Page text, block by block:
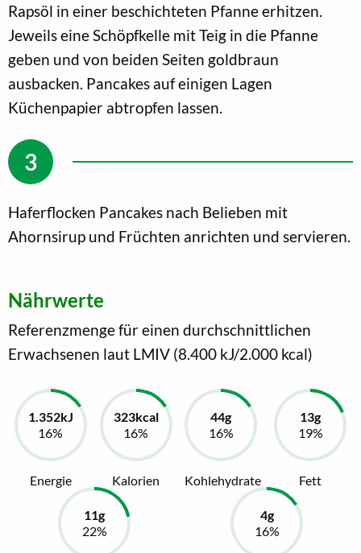
Rapsöl in einer beschichteten Pfanne erhitzen.
Jeweils eine Schöpfkelle mit Teig in die Pfanne
geben und von beiden Seiten goldbraun
ausbacken. Pancakes auf einigen Lagen
Küchenpapier abtropfen lassen.
Haferflocken Pancakes nach Belieben mit
Ahornsirup und Früchten anrichten und servieren.
Nährwerte
Referenzmenge für einen durchschnittlichen
Erwachsenen laut LMIV (8.400 kJ/2.000 kcal)
Energie Kalorien Kohlehydrate Fett